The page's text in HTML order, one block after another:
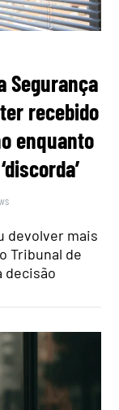
Segurança
recebido
enquanto
devolver mais
Tribunal de
decisão